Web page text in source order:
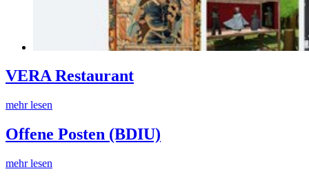
VERA Restaurant
mehr lesen
Offene Posten (BDIU)
mehr lesen